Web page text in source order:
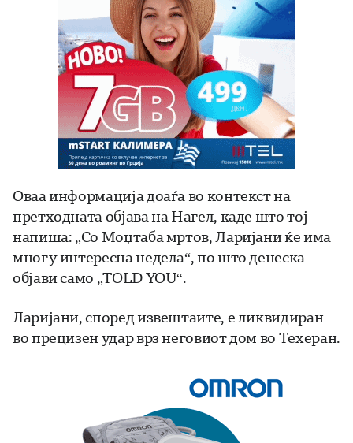
Оваа информација доаѓа во контекст на
претходната објава на Нагел, каде што тој
напиша: „Со Моџтаба мртов, Ларијани ќе има
многу интересна недела“, по што денеска
објави само „TOLD YOU“.
Ларијани, според извештаите, е ликвидиран
во прецизен удар врз неговиот дом во Техеран.